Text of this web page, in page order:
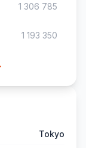
1 306 785
1 193 350
Tokyo